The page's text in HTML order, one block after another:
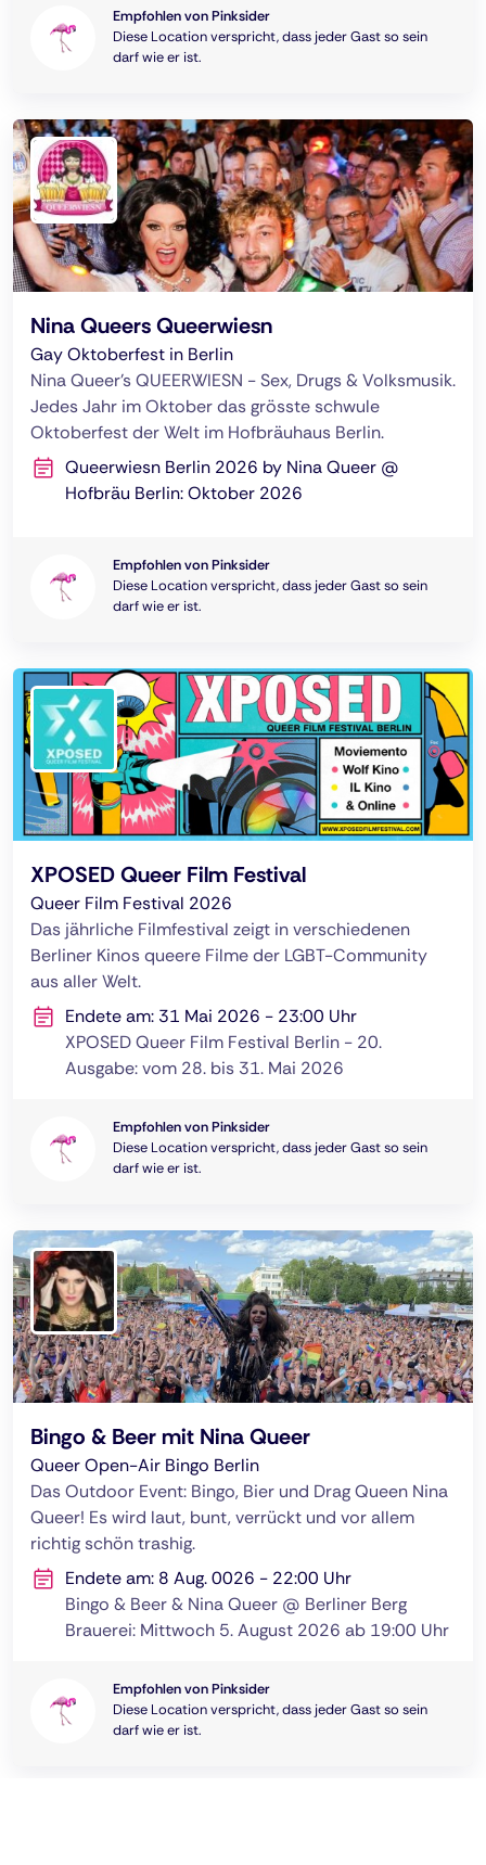
Empfohlen von Pinksider
Diese Location verspricht, dass jeder Gast so sein
darf wie er ist.
Nina Queers Queerwiesn
Gay Oktoberfest in Berlin
Nina Queer's QUEERWIESN - Sex, Drugs & Volksmusik.
Jedes Jahr im Oktober das grösste schwule
Oktoberfest der Welt im Hofbräuhaus Berlin.
Queerwiesn Berlin 2026 by Nina Queer @
Hofbräu Berlin: Oktober 2026
Empfohlen von Pinksider
Diese Location verspricht, dass jeder Gast so sein
darf wie er ist.
XPOSED Queer Film Festival
Queer Film Festival 2026
Das jährliche Filmfestival zeigt in verschiedenen
Berliner Kinos queere Filme der LGBT-Community
aus aller Welt.
Endete am: 31 Mai 2026 - 23:00 Uhr
XPOSED Queer Film Festival Berlin - 20.
Ausgabe: vom 28. bis 31. Mai 2026
Empfohlen von Pinksider
Diese Location verspricht, dass jeder Gast so sein
darf wie er ist.
Bingo & Beer mit Nina Queer
Queer Open-Air Bingo Berlin
Das Outdoor Event: Bingo, Bier und Drag Queen Nina
Queer! Es wird laut, bunt, verrückt und vor allem
richtig schön trashig.
Endete am: 8 Aug. 0026 - 22:00 Uhr
Bingo & Beer & Nina Queer @ Berliner Berg
Brauerei: Mittwoch 5. August 2026 ab 19:00 Uhr
Empfohlen von Pinksider
Diese Location verspricht, dass jeder Gast so sein
darf wie er ist.